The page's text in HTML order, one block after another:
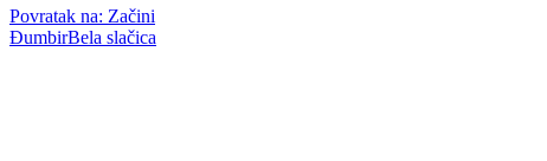
Povratak na: Začini
ĐumbirBela slačica